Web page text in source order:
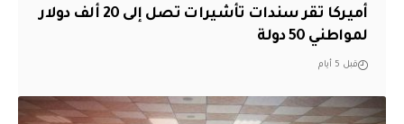
أميركا تقر سندات تأشيرات تصل إلى 20 ألف دولار
لمواطني 50 دولة
قبل 5 أيام